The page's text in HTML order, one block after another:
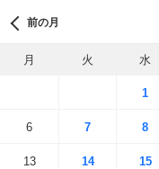
前の月
月 火 水
1
6 7 8
13 14 15